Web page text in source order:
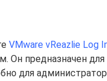
VMware vReazlie Log
Он предназначен
для